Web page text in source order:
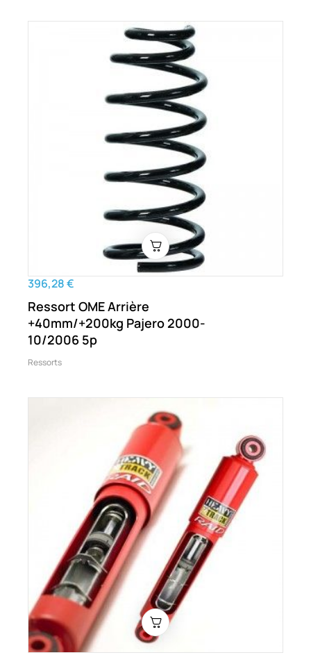
396,28 €
Ressort OME Arrière
+40mm/+200kg Pajero 2000-
10/2006 5p
Ressorts